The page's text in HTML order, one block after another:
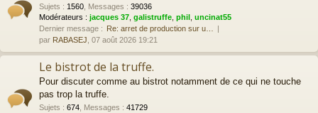
e
Sujets : 1560, Messages : 39036
Modérateurs : jacques 37, galistruffe, phil , uncinat55
Dernier message :
Re: arret de production sur u…
par RABASEJ, 07 août 2026 19:21
Le bistrot de la truffe.
Pour discuter comme au bistrot notamment de ce qui ne touche
pas trop la truffe.
Sujets : 674, Messages : 41729